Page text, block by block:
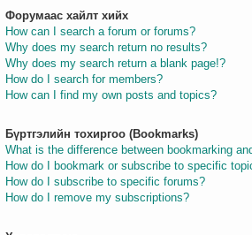
Форумаас хайлт хийх
How can I search a forum or forums?
Why does my search return no results?
Why does my search return a blank page!?
How do I search for members?
How can I find my own posts and topics?
Бүртгэлийн тохиргоо (Bookmarks)
What is the difference between bookmarking
How do I bookmark or subscribe to specific
How do I subscribe to specific forums?
How do I remove my subscriptions?